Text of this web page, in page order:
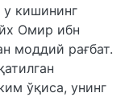
кишининг
Омир ибн
моддий рағбат.
ўқиса, унинг